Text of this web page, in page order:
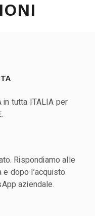
in tutta ITALIA per
Rispondiamo alle
dopo l’acquisto
aziendale.